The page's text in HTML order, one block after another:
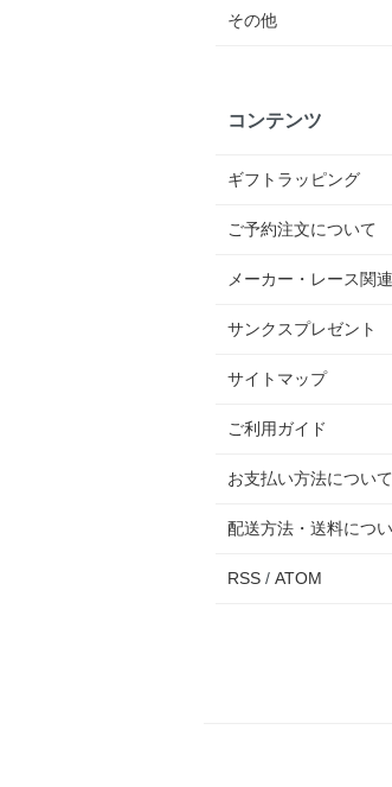
その他
コンテンツ
ギフトラッピング
ご予約注文について
メーカー・レース関
サンクスプレゼント
サイトマップ
ご利用ガイド
お支払い方法について
配送方法・送料につ
RSS / ATOM